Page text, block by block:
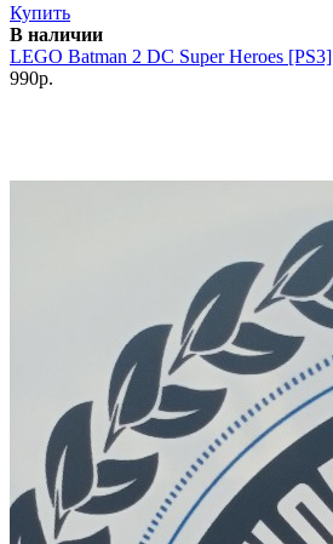
Купить
В наличии
LEGO Batman 2 DC Super Heroes [PS3]
990р.